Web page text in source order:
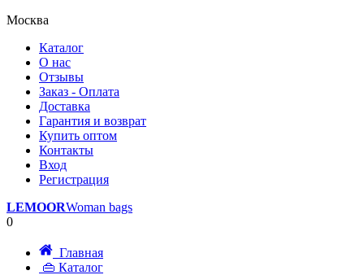
Москва
Каталог
О нас
Отзывы
Заказ - Оплата
Доставка
Гарантия и возврат
Купить оптом
Контакты
Вход
Регистрация
LEMOORWoman bags
0
Главная
👜 Каталог